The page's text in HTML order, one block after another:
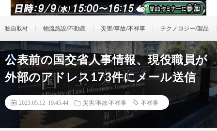
独自取材 物流施設/不動産 災害/事故/不祥事 テクノロジー/製品
公表前の国交省人事情報、現役職員が
外部のアドレス173件にメール送信
2023.05.12 19:45:44 災害/事故/不祥事 不祥事